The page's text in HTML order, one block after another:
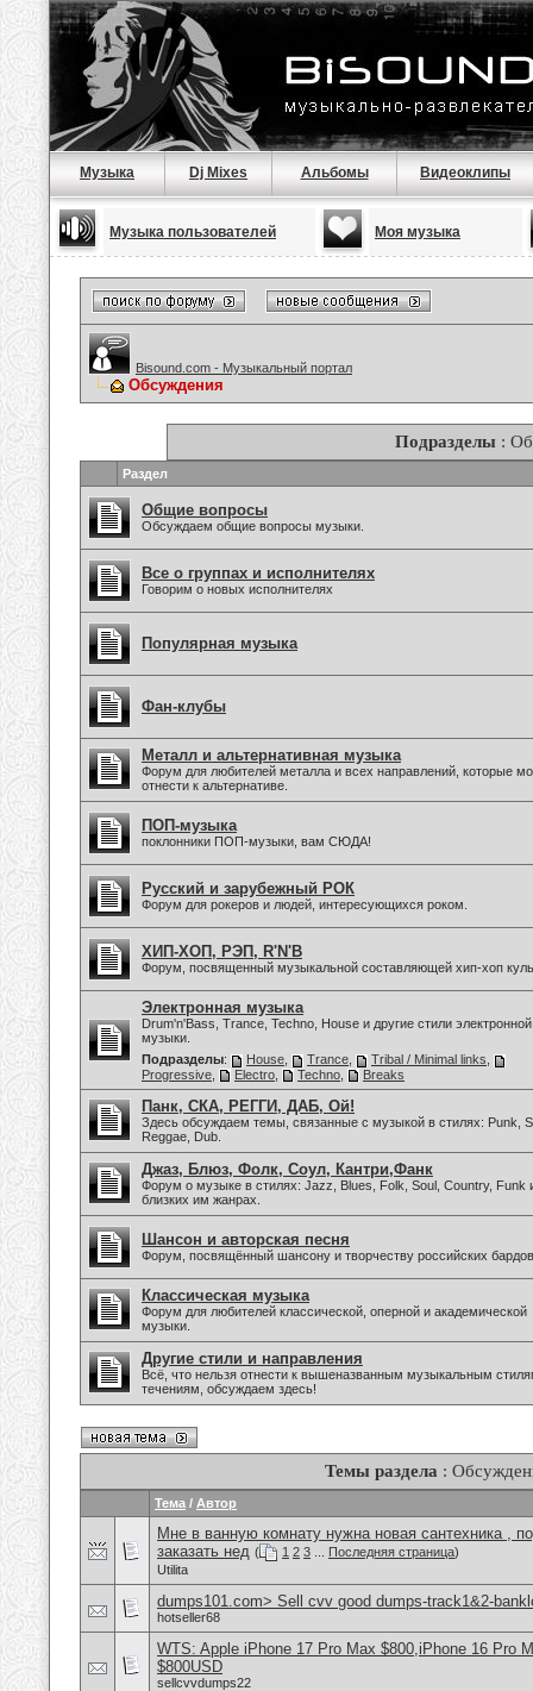
Музыка Dj Mixes Альбомы Видеоклипы
Музыка пользователей Моя музыка
Bisound.com - Музыкальный портал
Обсуждения
Подразделы :
Раздел
Общие вопросы
Обсуждаем общие вопросы музыки.
Все о группах и исполнителях
Говорим о новых исполнителях
Популярная музыка
Фан-клубы
Металл и альтернативная музыка
Форум для любителей металла и всех направлений, которые
отнести к альтернативе.
ПОП-музыка
поклонники ПОП-музыки, вам СЮДА!
Русский и зарубежный РОК
Форум для рокеров и людей, интересующихся роком.
ХИП-ХОП, РЭП, R'N'B
Форум, посвященный музыкальной составляющей хип-хоп
Электронная музыка
Drum'n'Bass, Trance, Techno, House и другие стили электронной
музыки.
Подразделы: House Trance Tribal / Minimal links
Progressive
Electro Techno Breaks
Панк, СКА, РЕГГИ, ДАБ, Ой!
Здесь обсуждаем темы, связанные с музыкой в стилях: Punk,
Reggae, Dub.
Джаз, Блюз, Фолк, Соул, Кантри,Фанк
Форум о музыке в стилях: Jazz, Blues, Folk, Soul, Country, Funk
близких им жанрах.
Шансон и авторская песня
Форум, посвящённый шансону и творчеству российских
Классическая музыка
Форум для любителей классической, оперной и академической
музыки.
Другие стили и направления
Всё, что нельзя отнести к вышеназванным музыкальным
течениям, обсуждаем здесь!
Темы раздела :
Тема / Автор
Мне в ванную комнату нужна новая сантехника ,
заказать нед ( 1 2 3 Последняя страница)
Utilita
dumps101.com> Sell cvv good dumps-track1&2-
hotseller68
WTS: Apple iPhone 17 Pro Max $800,iPhone 16 Pro
$800USD
sellcvvdumps22